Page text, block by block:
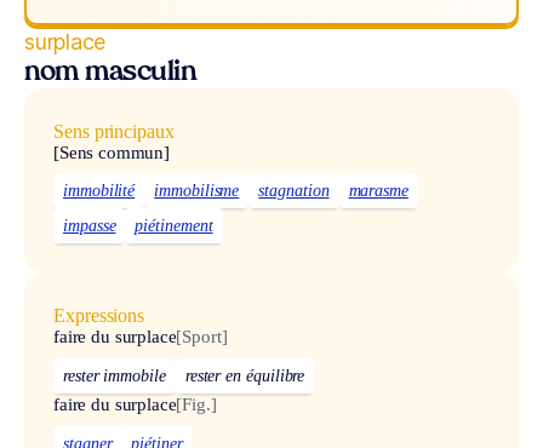
surplace
nom masculin
Sens principaux
[Sens commun]
immobilité immobilisme stagnation
marasme
impasse
piétinement
Expressions
faire du surplace[Sport]
rester immobile rester en équilibre
faire du surplace[Fig.]
stagner piétiner